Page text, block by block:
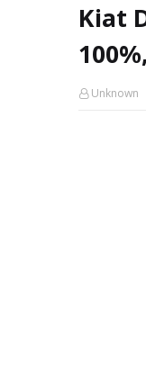
Kiat
Unknown